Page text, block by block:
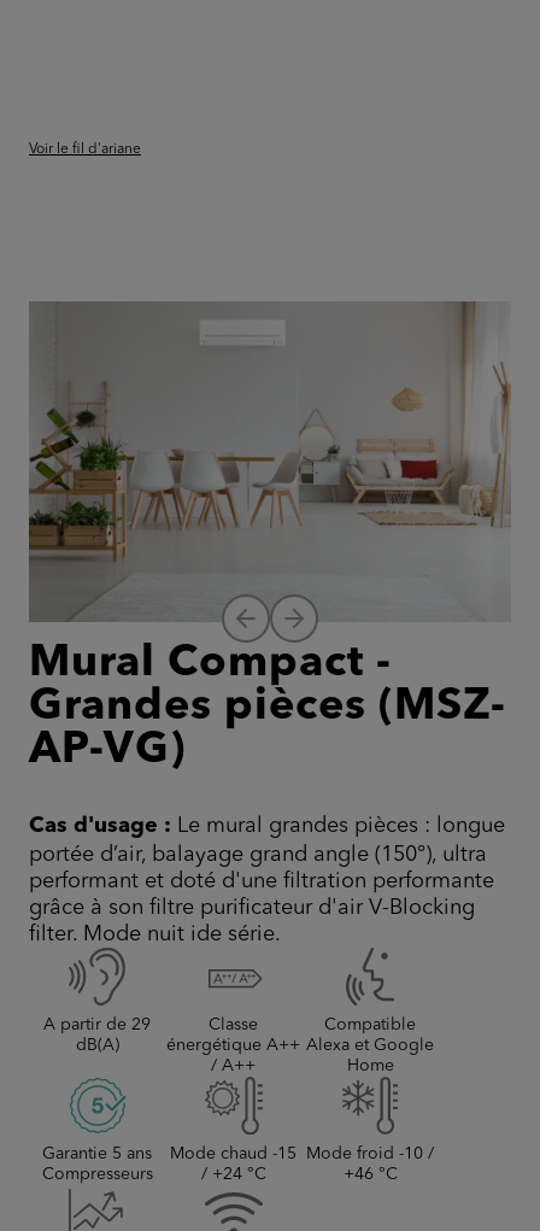
Voir le fil d'ariane
Mural Compact -
Grandes pièces (MSZ-
AP-VG)
Cas d'usage : Le mural grandes pièces : longue
portée d’air, balayage grand angle (150°), ultra
performant et doté d'une filtration performante
grâce à son filtre purificateur d'air V-Blocking
filter. Mode nuit ide série.
A partir de 29
dB(A)
Classe
énergétique A++
/ A++
Compatible
Alexa et Google
Home
Garantie 5 ans
Compresseurs
Mode chaud -15
/ +24 °C
Mode froid -10 /
+46 °C